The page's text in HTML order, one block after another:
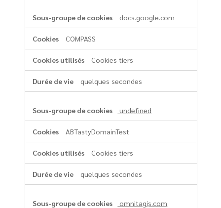
docs.google.com
COMPASS
Cookies tiers
quelques secondes
undefined
ABTastyDomainTest
Cookies tiers
quelques secondes
omnitagjs.com